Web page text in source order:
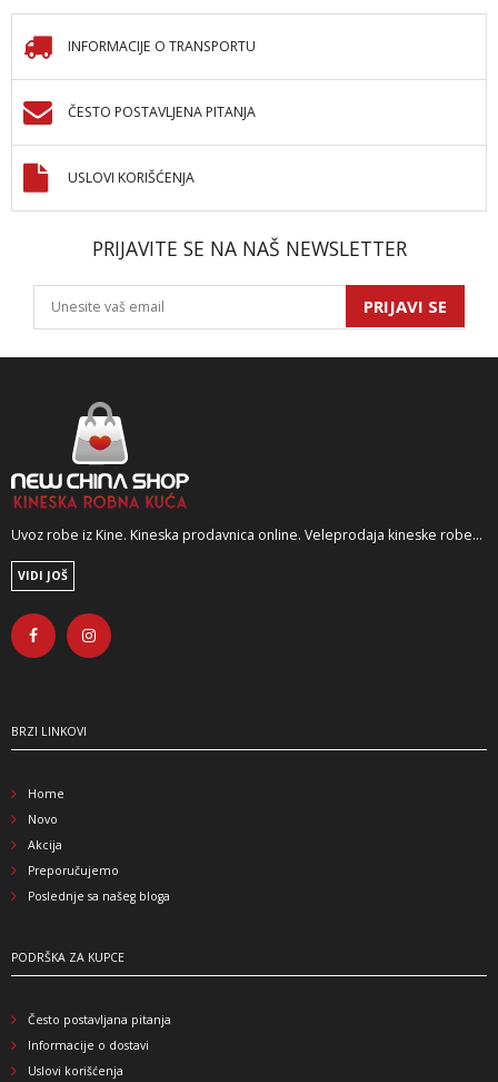
INFORMACIJE O TRANSPORTU
ČESTO POSTAVLJENA PITANJA
USLOVI KORIŠĆENJA
PRIJAVITE SE NA NAŠ NEWSLETTER
PRIJAVI SE
Uvoz robe iz Kine. Kineska prodavnica online. Veleprodaja kineske robe...
VIDI JOŠ
BRZI LINKOVI
Home
Novo
Akcija
Preporučujemo
Poslednje sa našeg bloga
PODRŠKA ZA KUPCE
Često postavljana pitanja
Informacije o dostavi
Uslovi korišćenja